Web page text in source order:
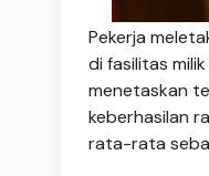
Pekerja
di fasilitas
menetaskan
keberhasilan
rata-rata